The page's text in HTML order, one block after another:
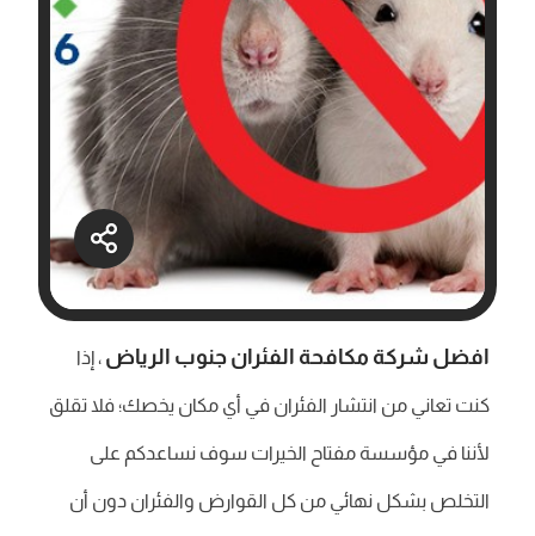
افضل شركة مكافحة الفئران جنوب الرياض ، إذا
كنت تعاني من انتشار الفئران في أي مكان يخصك؛ فلا تقلق
لأننا في مؤسسة مفتاح الخيرات سوف نساعدكم على
التخلص بشكل نهائي من كل القوارض والفئران دون أن